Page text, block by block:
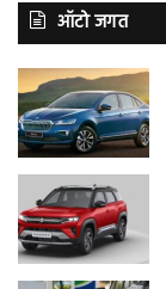
ऑटो जगत